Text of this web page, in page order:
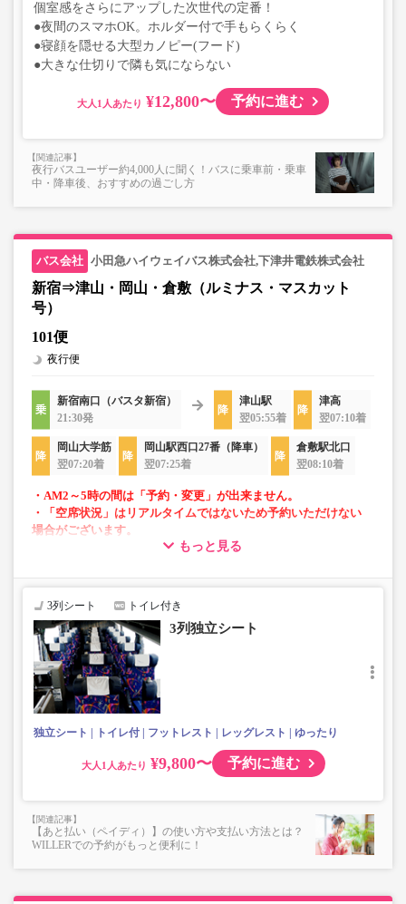
個室感をさらにアップした次世代の定番！
●夜間のスマホOK。ホルダー付で手もらくらく
●寝顔を隠せる大型カノピー(フード)
●大きな仕切りで隣も気にならない
大人 ¥12,800〜 予約に進む
夜行バスユーザー約4,000人に聞く！バスに乗車前・乗車
中・降車後、おすすめの過ごし方
小田急ハイウェイバス株式会社,下津井電鉄株式会社
新宿⇒津山・岡山・倉敷（ルミナス・マスカット
号）
101便
夜行便
新宿南口（バスタ新宿）
21:30発
津山駅
翌05:55着
津高
翌07:10着
岡山大学筋
翌07:20着
岡山駅西口27番（降車）
翌07:25着
倉敷駅北口
翌08:10着
・AM2～5時の間は「予約・変更」が出来ません。
・「空席状況」はリアルタイムではないため予約いただけない
場合がございます。
す。
・3列シートでゆったり快適なバス旅を。
・座席にUSB設備あり。※車両により異なります。
・座席にコンセント設備あり。※車両により異なります。
・車内は常時換気し、清掃・除菌を徹底。
もっと見る
3列シート トイレ付き
3列独立シート
独立シート トイレ付 フットレスト レッグレスト ゆったり
大人 ¥9,800〜 予約に進む
【あと払い（ペイディ）】の使い方や支払い方法とは？
WILLERでの予約がもっと便利に！